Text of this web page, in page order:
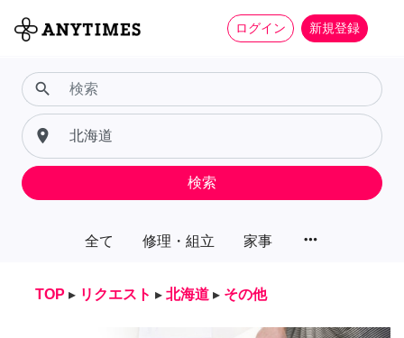
ログイン 新規登録
全て 修理・組立 家事 more_horiz
search
place
検索
TOP ▸ リクエスト ▸ 北海道 ▸ その他